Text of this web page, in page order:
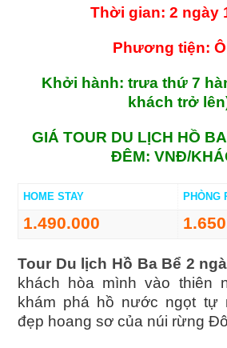
Thời gian: 2 ngày
Phương tiện:
Khởi hành: trưa thứ 7
khách trở
GIÁ TOUR DU LỊCH HỒ
ĐÊM: VNĐ/
HOME STAY PHÒNG
1.490.000
Tour Du lịch Hồ Ba Bể 2
khách hòa mình vào thiên
khám phá hồ nước ngọt tự
đẹp hoang sơ của núi rừng